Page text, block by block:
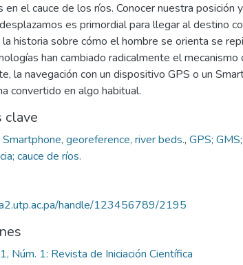
en el cauce de los ríos. Conocer nuestra posición
es primordial para llegar al destino
historia sobre cómo el hombre se orienta se
han cambiado radicalmente el mecanismo
la navegación con un dispositivo GPS o un
convertido en algo habitual.
clave
Smartphone, georeference, river beds., GPS;
cauce de ríos.
handle/123456789/2195
Núm. 1: Revista de Iniciación Científica